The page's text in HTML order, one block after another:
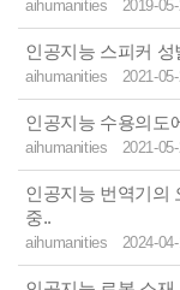
aihumanities 2019-
인공지능 스피커
aihumanities 2021-
인공지능 수용의도
aihumanities 2021-
인공지능 번역기의
중..
aihumanities 2024-